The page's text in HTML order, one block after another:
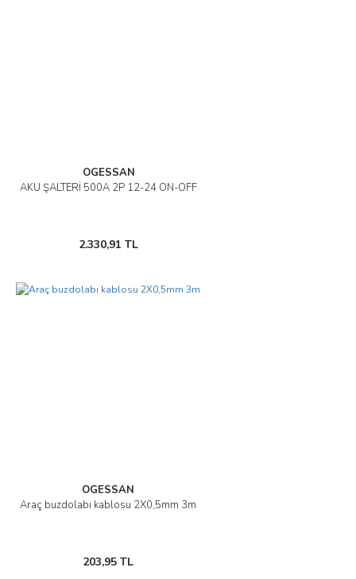
OGESSAN
AKÜ ŞALTERİ 500A 2P 12-24 ON-OFF
2.330,91 TL
OGESSAN
Araç buzdolabı kablosu 2X0,5mm 3m
203,95 TL